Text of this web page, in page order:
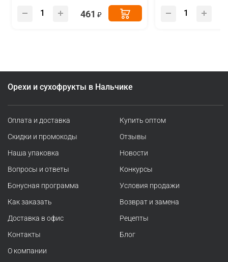
461
Орехи и сухофрукты в Нальчике
Оплата и доставка
Скидки и промокоды
Наша упаковка
Вопросы и ответы
Бонусная программа
Как заказать
Доставка в офис
Контакты
О компании
Купить оптом
Отзывы
Новости
Конкурсы
Условия продажи
Возврат и замена
Рецепты
Блог